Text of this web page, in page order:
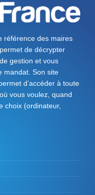
référence des maires
de décrypter
gestion et vous
mandat. Son site
d’accéder à toute
vous voulez, quand
choix (ordinateur,